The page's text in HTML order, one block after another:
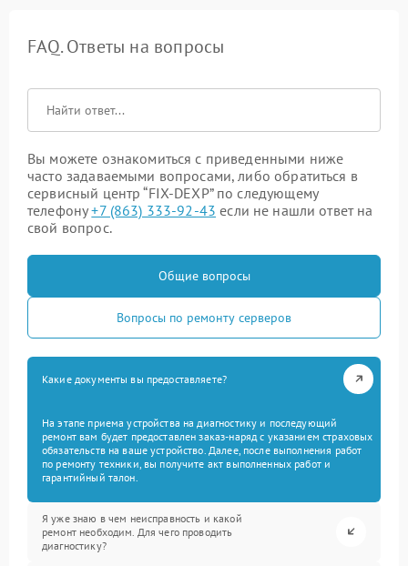
FAQ. Ответы на вопросы
Вы можете ознакомиться с приведенными ниже
часто задаваемыми вопросами, либо обратиться в
сервисный центр “FIX-DEXP” по следующему
телефону+7 (863) 333-92-43 если не нашли ответ на
свой вопрос.
Общие вопросы
Вопросы по ремонту серверов
Какие документы вы предоставляете?
На этапе приема устройства на диагностику и последующий
ремонт вам будет предоставлен заказ-наряд с указанием страховых
обязательств на ваше устройство. Далее, после выполнения работ
по ремонту техники, вы получите акт выполненных работ и
гарантийный талон.
Я уже знаю в чем неисправность и какой
ремонт необходим. Для чего проводить
диагностику?